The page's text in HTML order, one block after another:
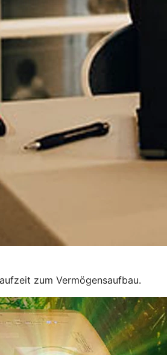
zum Vermögensaufbau.